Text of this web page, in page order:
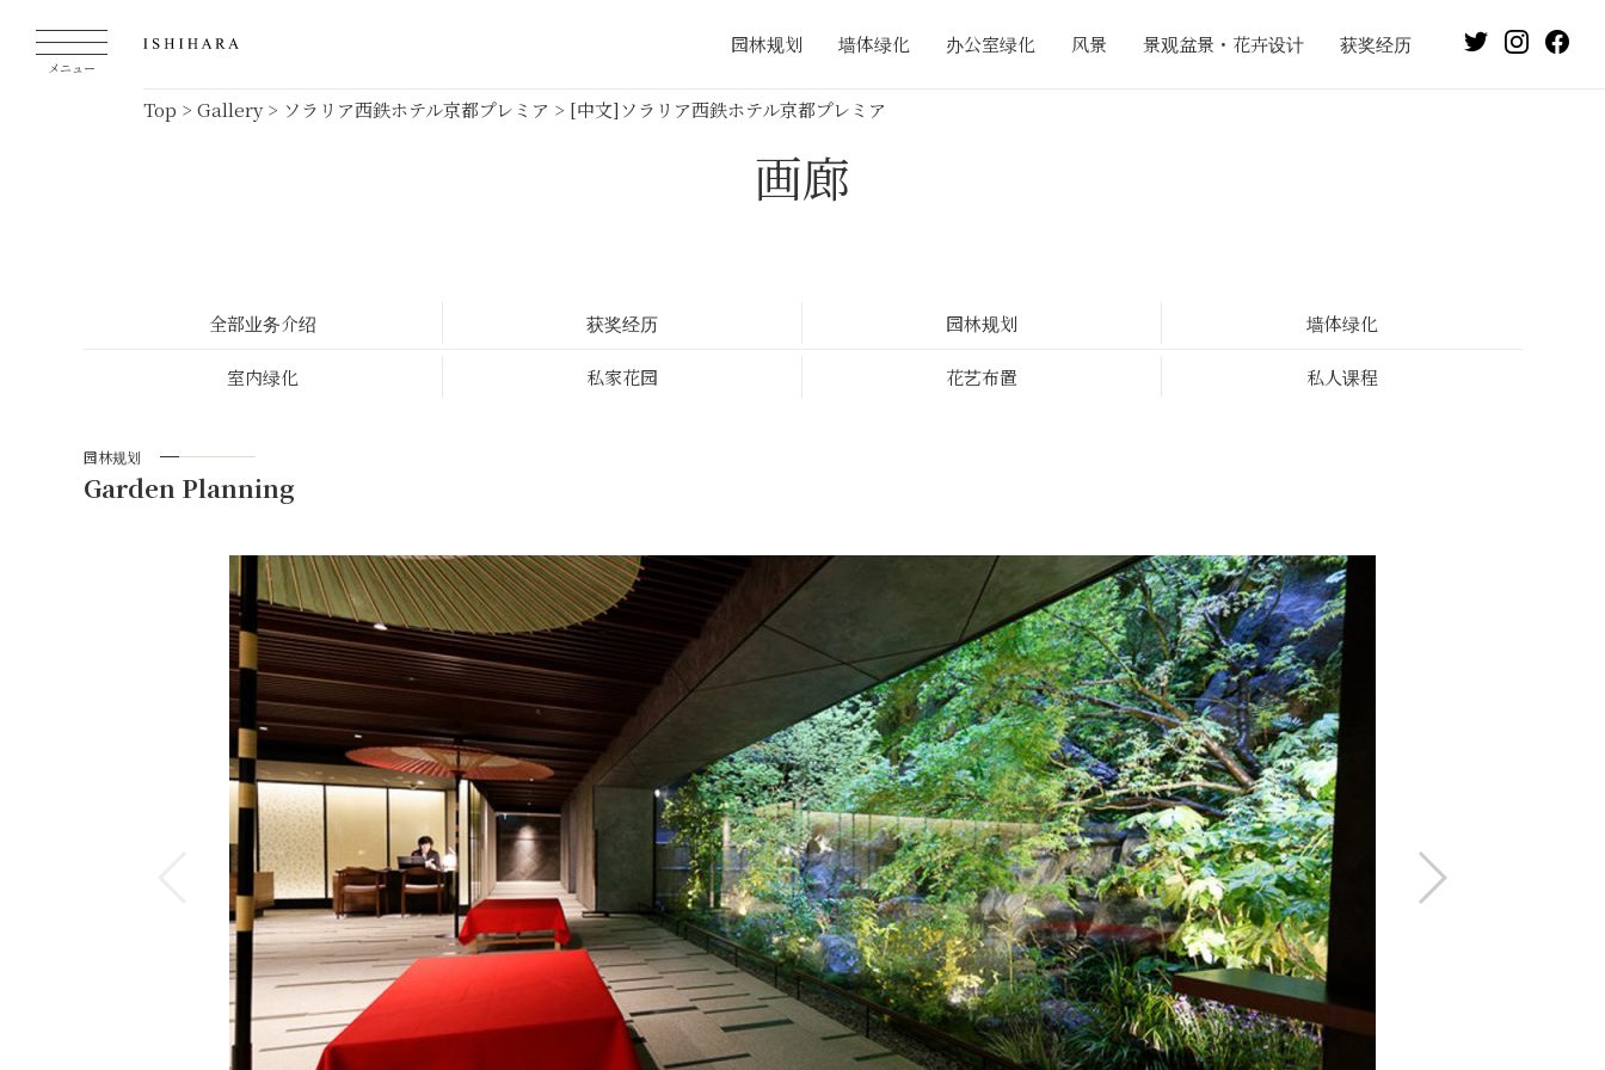
メニュー
园林规划 墙体绿化 办公室绿化 风景 景观盆景・花卉设计 获奖经历
Top > Gallery> ソラリア西鉄ホテル京都プレミア > [中文]ソラリア西鉄ホテル京都プレミア
画廊
全部业务介绍 获奖经历 园林规划 墙体绿化
室内绿化 私家花园 花艺布置 私人课程
园林规划
Garden Planning